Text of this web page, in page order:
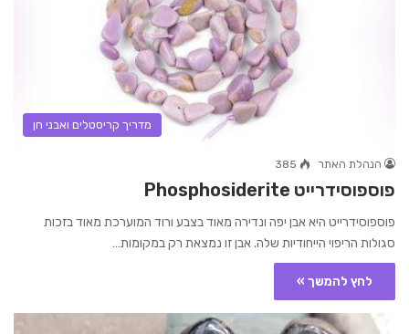
מדריך קריסטלים ואבני חן
הנהלת האתר 385
פוספוסידרייט Phosphosiderite
פוספוסידרייט היא אבן יפה ונדירה מאוד בצבע ורוד המוערכת מאוד בזכות
סגולות הריפוי הייחודיות שלה. אבן זו נמצאת רק במקומות…
לחץ להמשך »